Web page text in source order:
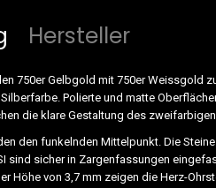
Hersteller
750er Gelbgold mit 750er Weissgold
Polierte und matte
die klare Gestaltung des
den funkelnden Mittelpunkt. Die
sind sicher in Zargenfassungen
Höhe von 3,7 mm zeigen die Herz-